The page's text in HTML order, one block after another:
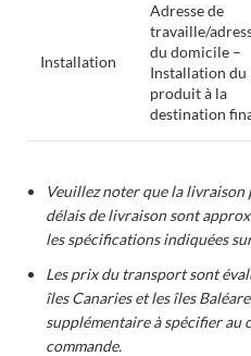
Installation
Adresse de
travaille/
du domicile –
Installation du
produit à la
destination
Veuillez noter que la
délais de livraison sont
les spécifications indiquées
Les prix du transport sont
îles Canaries et les îles
supplémentaire à spécifier au
commande.